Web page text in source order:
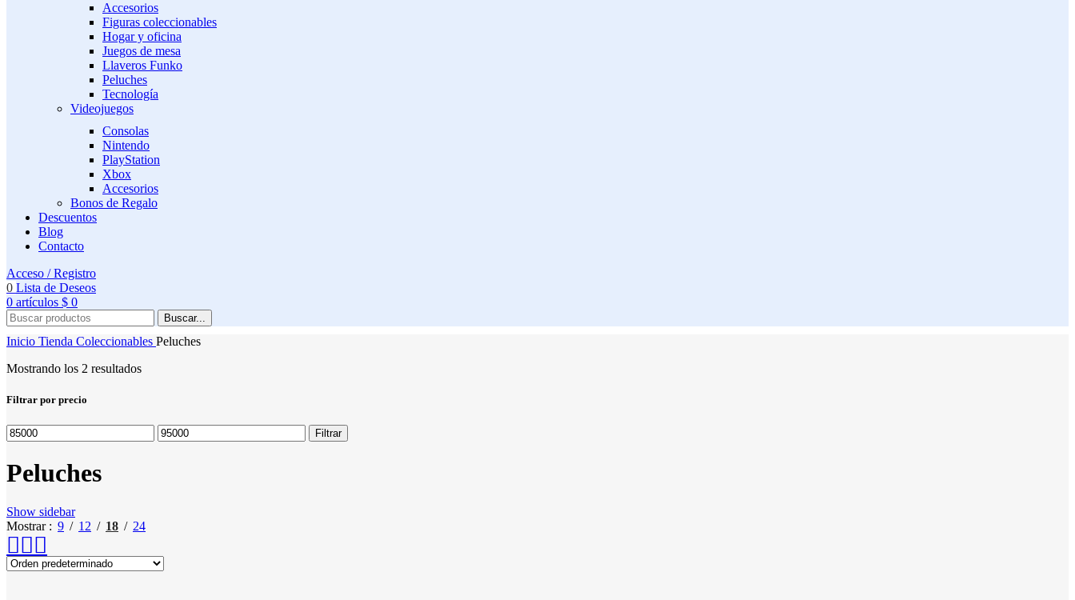
Accesorios
Figuras coleccionables
Hogar y oficina
Juegos de mesa
Llaveros Funko
Peluches
Tecnología
Videojuegos
Consolas
Nintendo
PlayStation
Xbox
Accesorios
Bonos de Regalo
Descuentos
Blog
Contacto
Acceso / Registro
0 Lista de Deseos
0 artículos $ 0
Buscar...
Inicio Tienda Coleccionables Peluches
Mostrando los 2 resultados
Filtrar por precio
Precio
mínimo
Precio
máximo
Filtrar
Peluches
Show sidebar
Mostrar
9 12 18 24